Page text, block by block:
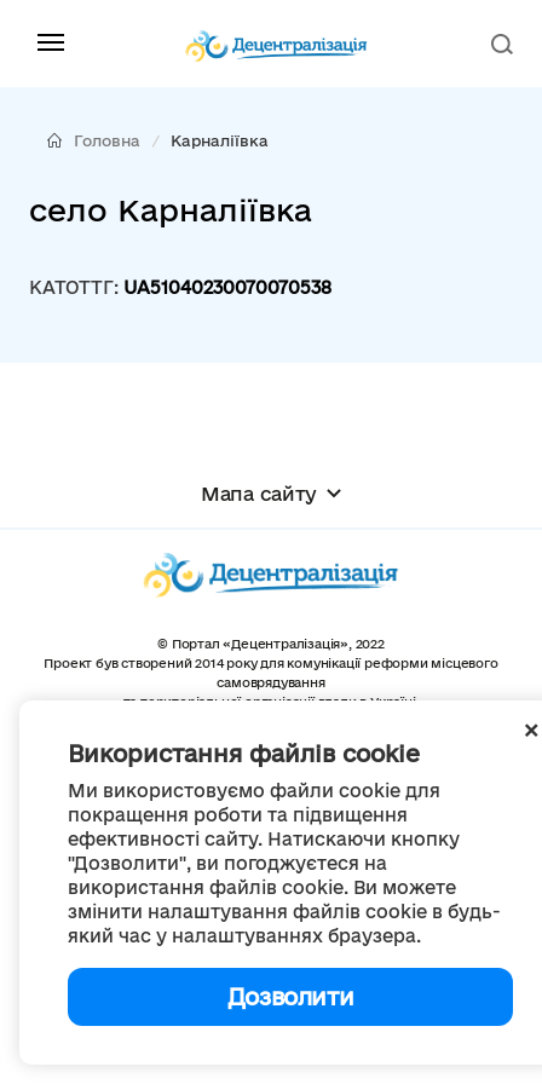
Використання файлів cookie
Ми використовуємо файли cookie для
покращення роботи та підвищення
ефективності сайту. Натискаючи кнопку
"Дозволити", ви погоджуєтеся на
використання файлів cookie. Ви можете
змінити налаштування файлів cookie в будь-
який час у налаштуваннях браузера.
Дозволити
Головна Карналіївка
село Карналіївка
КАТОТТГ: UA51040230070070538
Мапа сайту
© Портал «Децентралізація», 2022
Проект був створений 2014 року для комунікації реформи місцевого
самоврядування
та територіальної організації влади в Україні.
Весь контент доступний за ліцензією
Creative Commons Attribution 4.0 International license,
якщо не зазначено інше